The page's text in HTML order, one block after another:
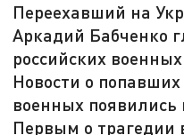
Переехавший на
Аркадий Бабченко
российских
Новости о попавших
военных появились
Первым о трагедии